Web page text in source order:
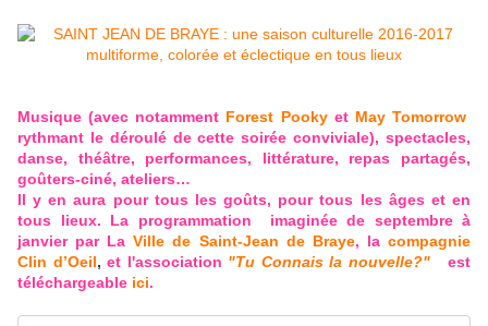
Musique (avec notamment Forest Pooky et May Tomorrow
rythmant le déroulé de cette soirée conviviale), spectacles,
danse, théâtre, performances, littérature, repas partagés,
goûters-ciné, ateliers…
Il y en aura pour tous les goûts, pour tous les âges et en
tous lieux. La programmation imaginée de septembre à
janvierpar LaVille de Saint-Jean de Braye, la compagnie
Clin d’Oeil, et l'association "Tu Connais la nouvelle?"
est
téléchargeable ici.